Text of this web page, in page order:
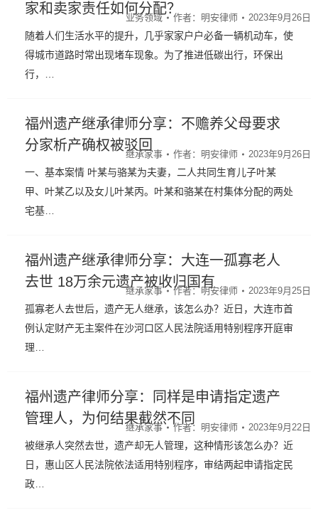
家和卖家责任如何分配？
业务领域 作者： 明安律师 2023年9月26日
随着人们生活水平的提升，几乎家家户户必备一辆机动车，使
得城市道路时常出现堵车现象。为了推进低碳出行，环保出
行，…
福州遗产继承律师分享：不赡养父母要求
分家析产确权被驳回
继承家事 作者： 明安律师 2023年9月26日
一、基本案情 叶某与骆某为夫妻，二人共同生育儿子叶某
甲、叶某乙以及女儿叶某丙。叶某和骆某在村集体分配的两处
宅基…
福州遗产继承律师分享：大连一孤寡老人
去世 18万余元遗产被收归国有
继承家事 作者：明安律师 2023年9月25日
孤寡老人去世后，遗产无人继承，该怎么办？近日，大连市首
例认定财产无主案件在沙河口区人民法院适用特别程序开庭审
理…
福州遗产律师分享：同样是申请指定遗产
管理人，为何结果截然不同
继承家事 作者： 明安律师 2023年9月22日
被继承人突然去世，遗产却无人管理，这种情形该怎么办？近
日，惠山区人民法院依法适用特别程序，审结两起申请指定民
政…